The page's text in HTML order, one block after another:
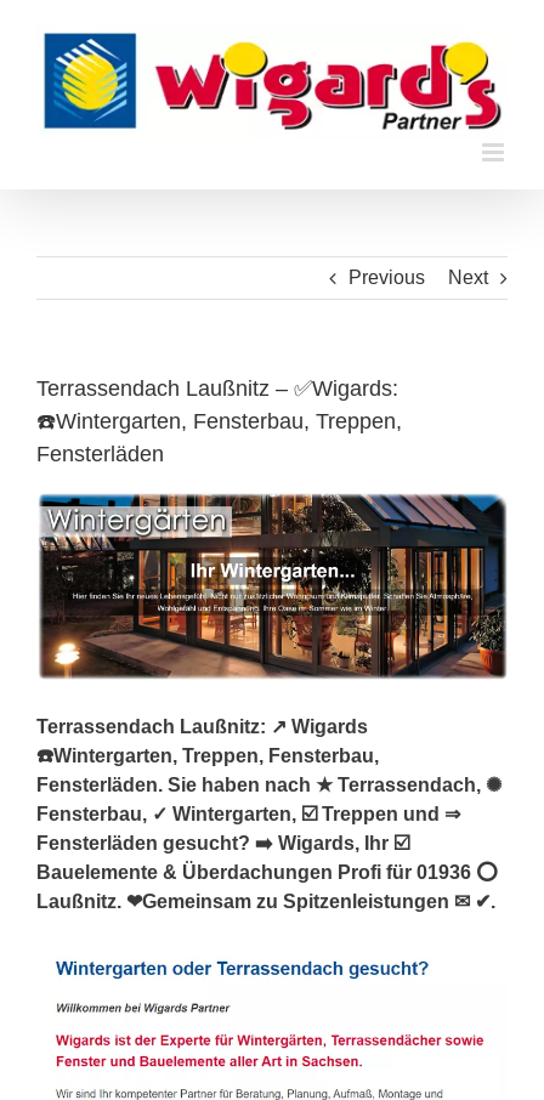
content
Previous Next
Terrassendach Laußnitz – ✅Wigards:
☎️Wintergarten, Fensterbau, Treppen,
Fensterläden
Terrassendach Laußnitz: ↗️ Wigards
☎️Wintergarten, Treppen, Fensterbau,
Fensterläden. Sie haben nach ★ Terrassendach, ✺
Fensterbau, ✓ Wintergarten, ☑️ Treppen und ⇒
Fensterläden gesucht? ➡️ Wigards, Ihr ☑️
Bauelemente & Überdachungen Profi für 01936 ⭕
Laußnitz. ❤Gemeinsam zu Spitzenleistungen ✉ ✔.